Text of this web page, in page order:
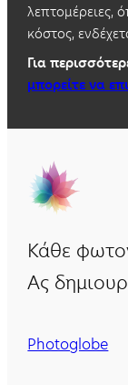
λεπτομέρειες,
κόστος,
Για
μπορείτε να
Κάθε
Ας
Photoglobe